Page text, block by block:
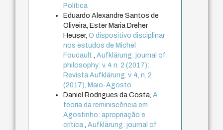
Política
Eduardo Alexandre Santos de
Oliveira, Ester Maria Dreher
Heuser,O dispositivo disciplinar
nos estudos de Michel
Foucault
,Aufklärung: journal of
philosophy: v. 4 n. 2 (2017):
Revista Aufklärung. v. 4, n. 2
(2017), Maio-Agosto
Daniel Rodrigues da Costa,A
teoria da reminiscência em
Agostinho: apropriação e
crítica ,Aufklärung: journal of